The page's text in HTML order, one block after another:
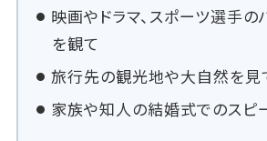
映画やドラマ、スポーツ選手の
を観て
旅行先の観光地や大自然を見
家族や知人の結婚式でのスピ